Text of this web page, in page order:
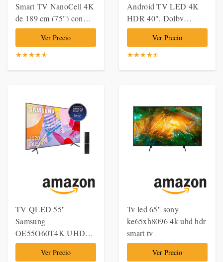
Smart TV NanoCell 4K
de 189 cm (75") con
Alexa Integrada
(Procesador Inteligente
Alpha 7 Gen. 2, Deep
Ver Precio
☆☆☆☆☆
★★★★★
Android TV LED 4K
HDR 40", Dolby
Atmos, HCX, Dolby
Vision, Compatible con
Amazon Alex y
Ver Precio
☆☆☆☆☆
★★★★★
TV QLED 55''
Samsung
QE55Q60T4K UHD
HDR Smart TV
Ver Precio
Tv led 65'' sony
ke65xh8096 4k uhd hdr
smart tv
Ver Precio